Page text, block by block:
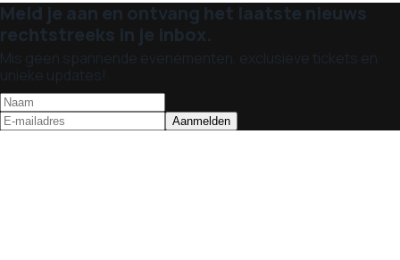
Meld je aan en ontvang het laatste nieuws
rechtstreeks in je inbox.
Mis geen spannende evenementen, exclusieve tickets en
unieke updates!